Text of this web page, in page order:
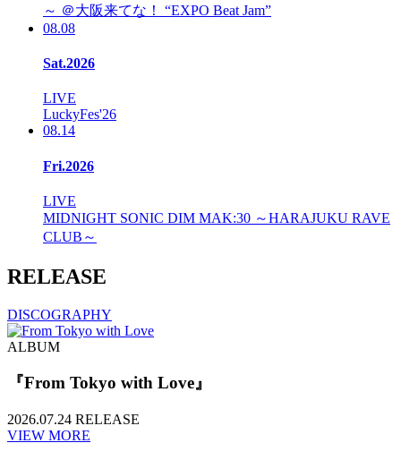
～ ＠大阪来てな！ “EXPO Beat Jam”
08.08
Sat.2026
LIVE
LuckyFes'26
08.14
Fri.2026
LIVE
MIDNIGHT SONIC DIM MAK:30 ～HARAJUKU RAVE
CLUB～
RELEASE
DISCOGRAPHY
ALBUM
『From Tokyo with Love』
2026.07.24 RELEASE
VIEW MORE